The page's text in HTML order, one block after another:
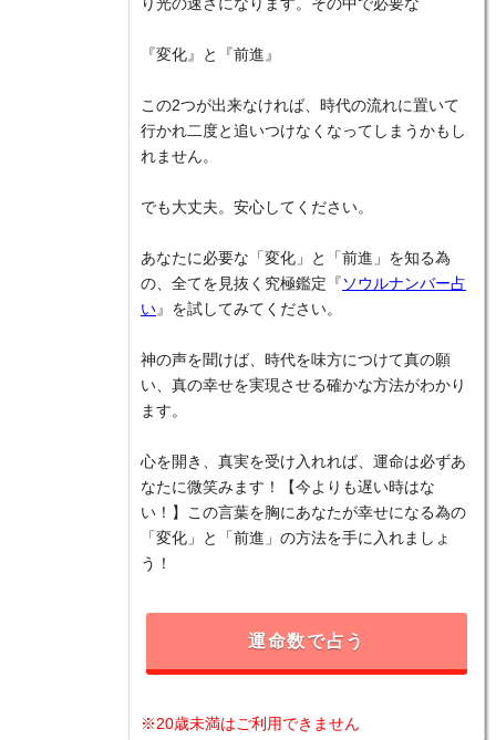
り光の速さになります。その中で必要な
『変化』と『前進』
この2つが出来なければ、時代の流れに置いて
行かれ二度と追いつけなくなってしまうかもし
れません。
でも大丈夫。安心してください。
あなたに必要な「変化」と「前進」を知る為
の、全てを見抜く究極鑑定『 ソウルナンバー占
い 』を試してみてください。
神の声を聞けば、時代を味方につけて真の願
い、真の幸せを実現させる確かな方法がわかり
ます。
心を開き、真実を受け入れれば、運命は必ずあ
なたに微笑みます！【今よりも遅い時はな
い！】この言葉を胸にあなたが幸せになる為の
「変化」と「前進」の方法を手に入れましょ
う！
運命数で占う
※20歳未満はご利用できません